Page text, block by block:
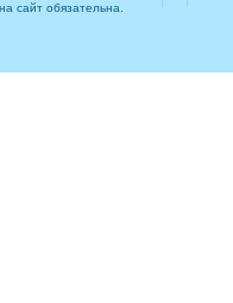
сайт обязательна.